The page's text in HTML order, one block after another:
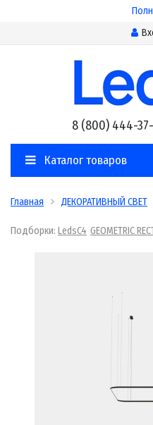
8 (800) 444-
Каталог товаров
Главная ДЕКОРАТИВНЫЙ СВЕТ
Подборки: LedsC4 GEOMETRIC